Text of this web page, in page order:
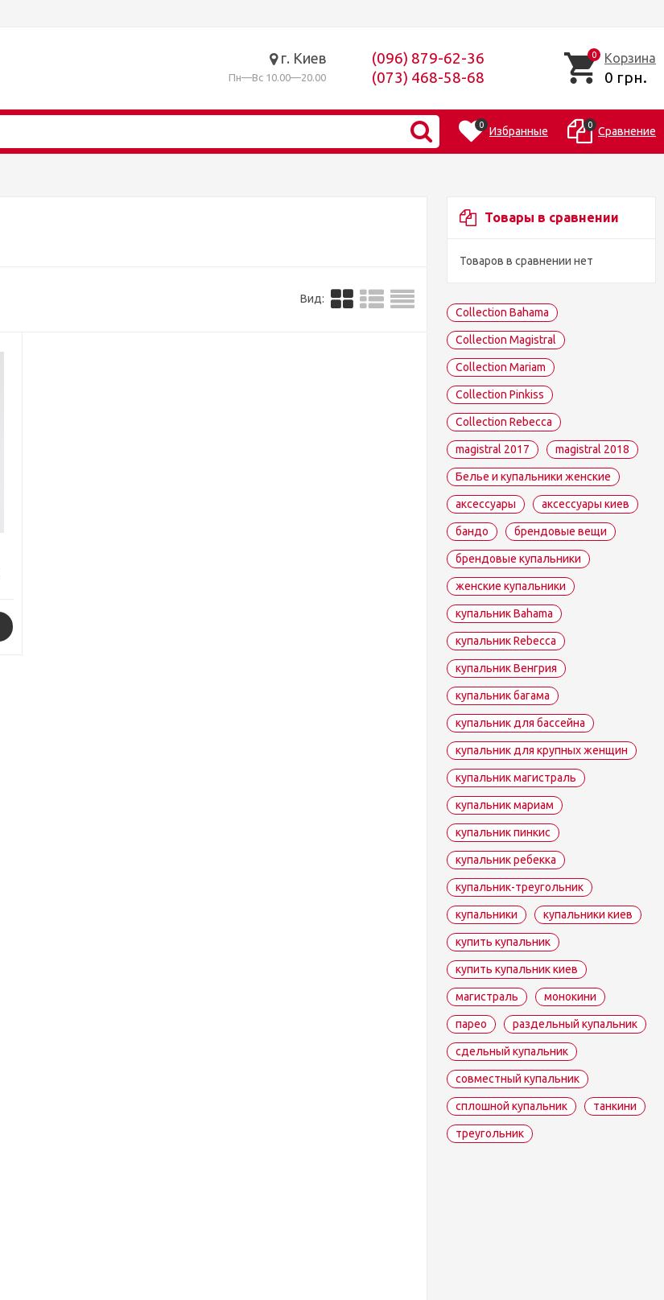
г. Киев
Пн—Вс 10.00—20.00
(096) 879-62-36
(073) 468-58-68
0 Корзина
0 грн.
0 Избранные 0 Сравнение
Товары в сравнении
Товаров в сравнении нет
Collection Bahama
Collection Magistral
Collection Mariam
Collection Pinkiss
Collection Rebecca
magistral 2017 magistral 2018
Белье и купальники женские
аксессуары аксессуары киев
бандо брендовые вещи
брендовые купальники
женские купальники
купальник Bahama
купальник Rebecca
купальник Венгрия
купальник багама
купальник для бассейна
купальник для крупных женщин
купальник магистраль
купальник мариам
купальник пинкис
купальник ребекка
купальник-треугольник
купальники купальники киев
купить купальник
купить купальник киев
магистраль монокини
парео раздельный купальник
сдельный купальник
совместный купальник
сплошной купальник танкини
треугольник
Вид: